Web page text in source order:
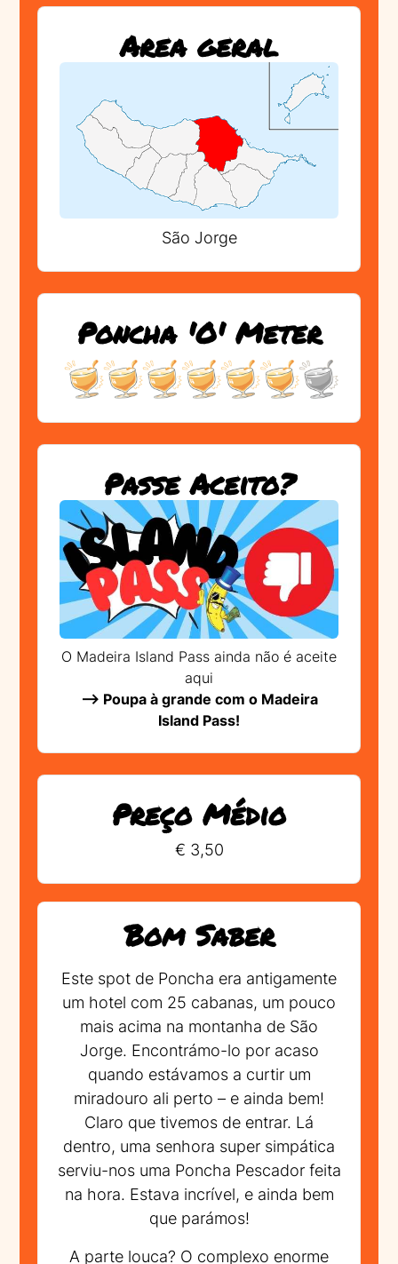
Area geral
São Jorge
Poncha 'O' Meter
Passe Aceito?
O Madeira Island Pass ainda não é aceite
aqui
--> Poupa à grande com o Madeira
Island Pass!
Preço Médio
€ 3,50
Bom Saber
Este spot de Poncha era antigamente
um hotel com 25 cabanas, um pouco
mais acima na montanha de São
Jorge. Encontrámo-lo por acaso
quando estávamos a curtir um
miradouro ali perto – e ainda bem!
Claro que tivemos de entrar. Lá
dentro, uma senhora super simpática
serviu-nos uma Poncha Pescador feita
na hora. Estava incrível, e ainda bem
que parámos!
A parte louca? O complexo enorme